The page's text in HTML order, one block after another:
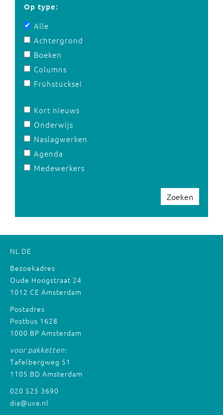
Op type:
Alle
Achtergrond
Boeken
Columns
Frühstücksei
Kort nieuws
Onderwijs
Naslagwerken
Agenda
Medewerkers
Zoeken
NL DE
Bezoekadres
Oude Hoogstraat 24
1012 CE Amsterdam
Postadres
Postbus 1628
1000 BP Amsterdam
voor pakketten:
Tafelbergweg 51
1105 BD Amsterdam
020 525 3690
dia@uva.nl